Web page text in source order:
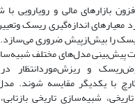
بازارهای مالی و رویارویی
معیارهای اندازه‌گیری ریسک
را بیش‌ازپیش ضروری
پیش‌بینی مدل‌های مختلف
و ریزش‌موردانتظار
با یکدیگر مقایسه شوند.
شبیه‌سازی تاریخی